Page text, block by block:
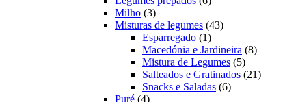
Milho 33
produtos
Misturas de legumes 4343
Esparregado 11
produto
Macedónia e Jardineira 88
Mistura de Legumes 55
produtos
Salteados e Gratinados 2121
Snacks e Saladas 66
Puré 44